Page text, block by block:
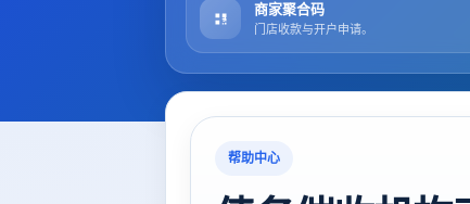
商家聚合码
门店收款与开户申请。
帮助中心